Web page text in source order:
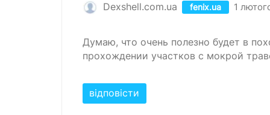
Dexshell.com.ua fenix.ua 1
Думаю, что очень полезно будет в
прохождении участков с мокрой
відповісти